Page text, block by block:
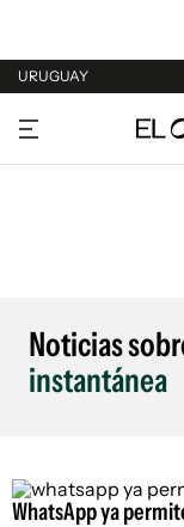
URUGUAY
URUGUAY
ARGENTINA
Noticias
instantánea
WhatsApp ya